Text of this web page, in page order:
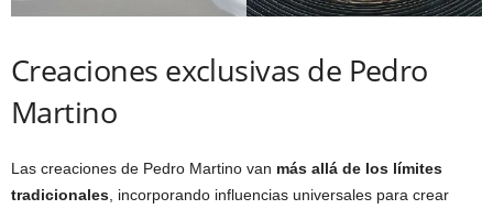
Creaciones exclusivas de Pedro
Martino
Las creaciones de Pedro Martino van más allá de los límites
tradicionales , incorporando influencias universales para crear